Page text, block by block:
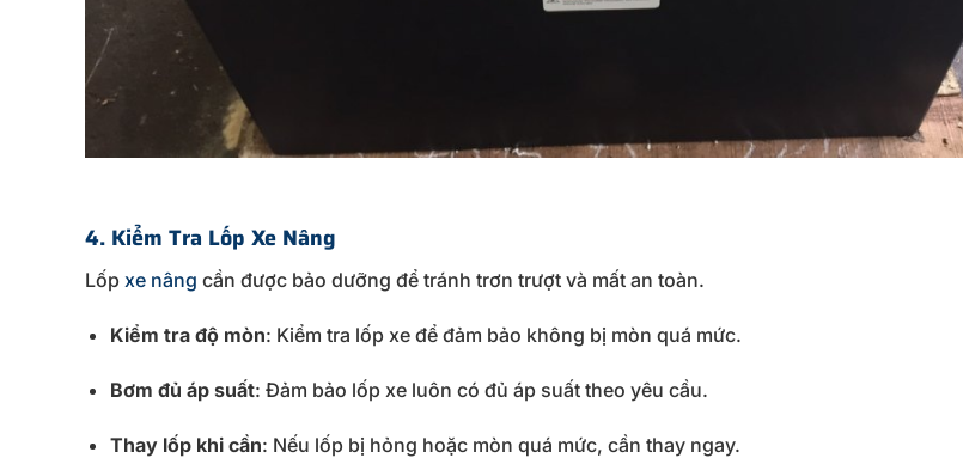
4. Kiểm Tra Lốp Xe Nâng
Lốp xe nâng cần được bảo dưỡng để tránh trơn trượt và mất an toàn.
Kiểm tra độ mòn: Kiểm tra lốp xe để đảm bảo không bị mòn quá mức.
Bơm đủ áp suất: Đảm bảo lốp xe luôn có đủ áp suất theo yêu cầu.
Thay lốp khi cần: Nếu lốp bị hỏng hoặc mòn quá mức, cần thay ngay.